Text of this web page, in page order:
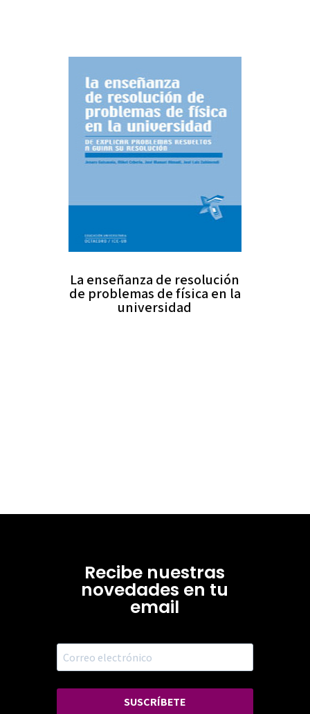
La enseñanza de resolución
de problemas de física en la
universidad
Recibe nuestras
novedades en tu
email
SUSCRÍBETE